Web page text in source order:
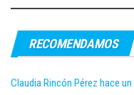
RECOMENDAMOS
Claudia Rincón Pérez hace